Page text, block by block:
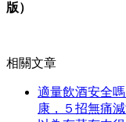
版）
相關文章
適量飲酒安全
康，５招無痛